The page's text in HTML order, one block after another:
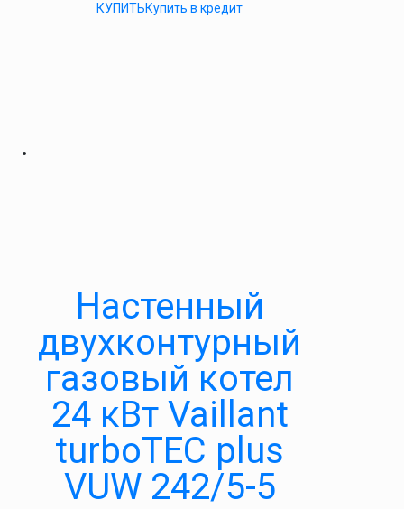
КУПИТЬКупить в кредит
Настенный
двухконтурный
газовый котел
24 кВт Vaillant
turboTEC plus
VUW 242/5-5